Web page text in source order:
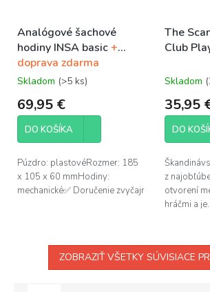
Analógové šachové
hodiny INSA basic+
doprava zdarma
Skladom (>5 ks)
69,95 €
DO KOŠÍKA
Púzdro: plastovéRozmer: 185
x 105 x 60 mmHodiny:
mechanické✅ Doručenie zvyčajne...
The
Club
Skladom
35,95
DO
z
otvorení
hráčmi a
ZOBRAZIŤ VŠETKY SÚVISIACE